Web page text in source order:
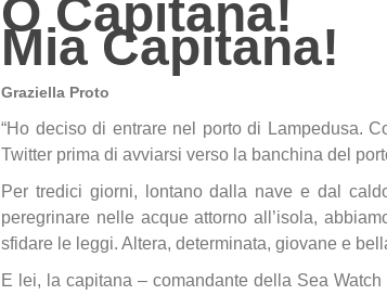
O Capitana!
Mia Capitana!
Graziella Proto
“Ho deciso di entrare nel porto di Lampedusa.
Twitter prima di avviarsi verso la banchina del
Per tredici giorni, lontano dalla nave e dal
peregrinare nelle acque attorno all’isola,
sfidare le leggi. Altera, determinata, giovane e
E lei, la capitana – comandante della Sea